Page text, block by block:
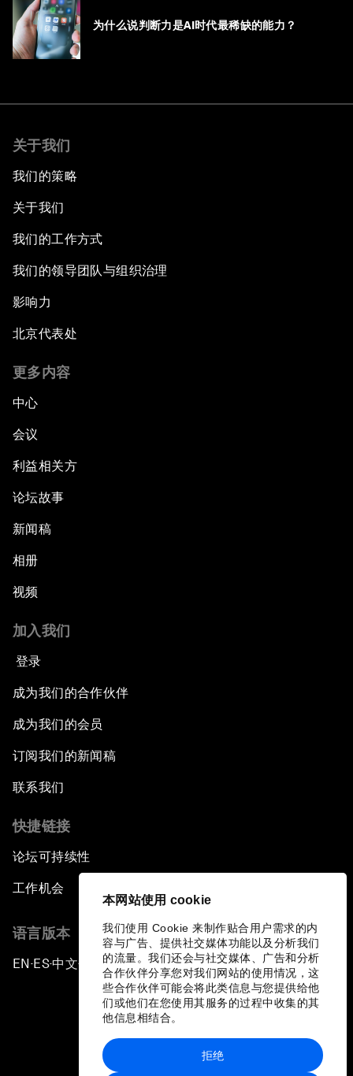
本网站使用 cookie
我们使用 Cookie 来制作贴合用户需求的内
容与广告、提供社交媒体功能以及分析我们
的流量。我们还会与社交媒体、广告和分析
合作伙伴分享您对我们网站的使用情况，这
些合作伙伴可能会将此类信息与您提供给他
们或他们在您使用其服务的过程中收集的其
他信息相结合。
拒绝
为什么说判断力是AI时代最稀缺的能力？
关于我们
我们的策略
关于我们
我们的工作方式
我们的领导团队与组织治理
影响力
北京代表处
更多内容
中心
会议
利益相关方
论坛故事
新闻稿
相册
视频
加入我们
登录
成为我们的合作伙伴
成为我们的会员
订阅我们的新闻稿
联系我们
快捷链接
论坛可持续性
工作机会
语言版本
EN ▪ES▪中文▪ 日本語